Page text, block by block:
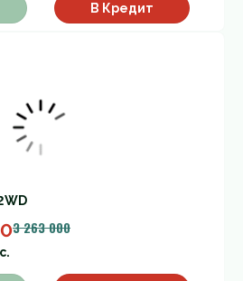
В Кредит
3 263 000